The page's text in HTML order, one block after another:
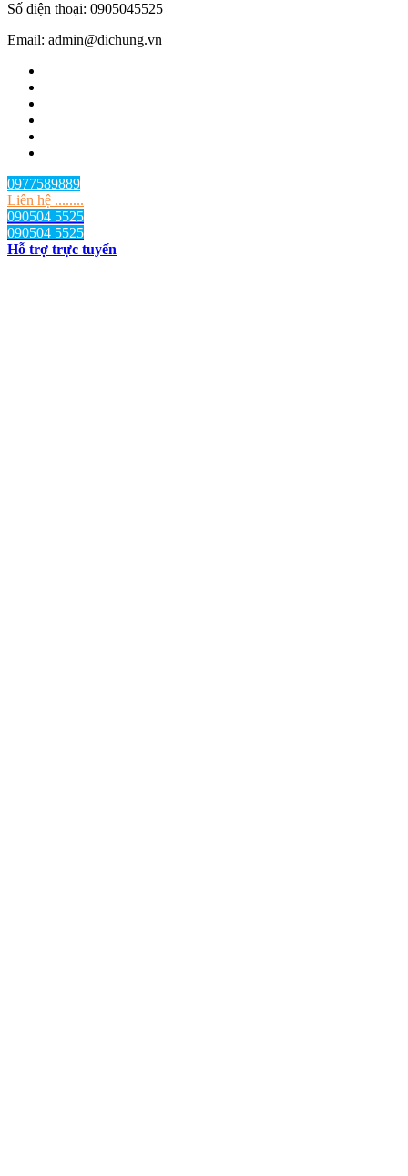
Số điện thoại: 0905045525
Email: admin@dichung.vn
0977589889
Liên hệ ........
090504 5525
090504 5525
Hỗ trợ trực tuyến